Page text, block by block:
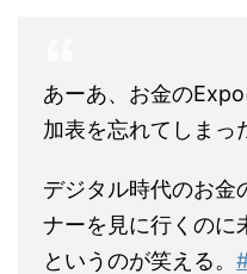
あーあ、お金の
加表を忘れてしまっ
デジタル時代のお金
ナーを見に行くのに
というのが笑える。